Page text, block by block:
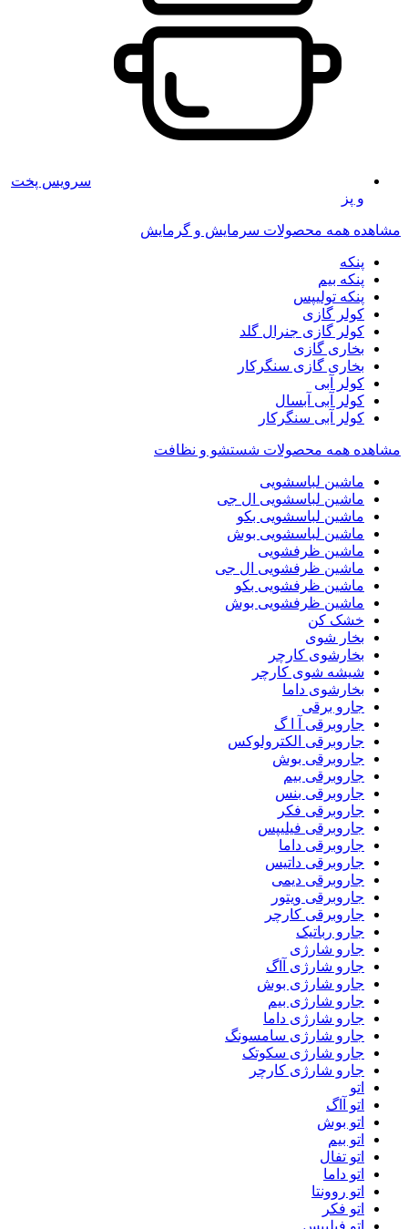
سرویس پخت
و پز
مشاهده همه محصولات سرمایش و گرمایش
پنکه
پنکه بیم
پنکه تولیپس
کولر گازی
کولر گازی جنرال گلد
بخاری گازی
بخاری گازی سنگرکار
کولر آبی
کولر آبی آبسال
کولر آبی سنگرکار
مشاهده همه محصولات شستشو و نظافت
ماشین لباسشویی
ماشین لباسشویی ال جی
ماشین لباسشویی بکو
ماشین لباسشویی بوش
ماشین ظرفشویی
ماشین ظرفشویی ال جی
ماشین ظرفشویی بکو
ماشین ظرفشویی بوش
خشک کن
بخار شوی
بخارشوی کارچر
شیشه شوی کارچر
بخارشوی داما
جارو برقی
جاروبرقی آ ا گ
جاروبرقی الکترولوکس
جاروبرقی بوش
جاروبرقی بیم
جاروبرقی بنس
جاروبرقی فکر
جاروبرقی فیلیپس
جاروبرقی داما
جاروبرقی داتیس
جاروبرقی دیمی
جاروبرقی ویتور
جاروبرقی کارچر
جارو رباتیک
جارو شارژی
جارو شارژی آاگ
جارو شارژی بوش
جارو شارژی بیم
جارو شارژی داما
جارو شارژی سامسونگ
جارو شارژی سکوتک
جارو شارژی کارچر
اتو
اتو آاگ
اتو بوش
اتو بیم
اتو تفال
اتو داما
اتو روونتا
اتو فکر
اتو فیلیپس